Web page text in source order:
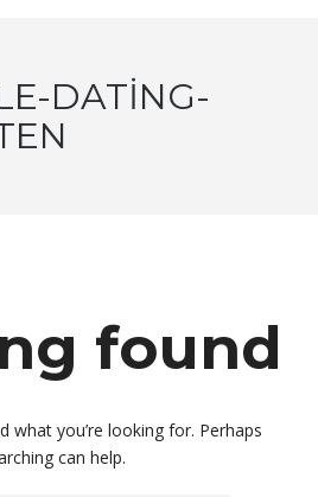
DATING-
found
what you’re looking for. Perhaps
can help.